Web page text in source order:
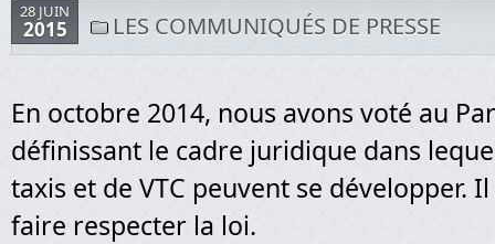
28 JUIN
2015 LES COMMUNIQUÉS DE PRESSE
En octobre 2014, nous avons voté au
définissant le cadre juridique dans
taxis et de VTC peuvent se développer.
faire respecter la loi.